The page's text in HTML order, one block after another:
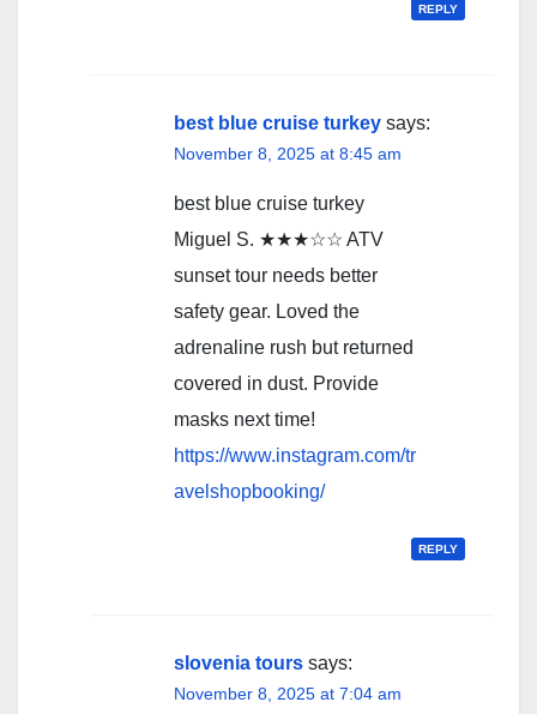
REPLY
best blue cruise turkey says:
November 8, 2025 at 8:45 am
best blue cruise turkey
Miguel S. ★★★☆☆ ATV
sunset tour needs better
safety gear. Loved the
adrenaline rush but returned
covered in dust. Provide
masks next time!
https://www.instagram.com/tr
avelshopbooking/
REPLY
slovenia tours says:
November 8, 2025 at 7:04 am